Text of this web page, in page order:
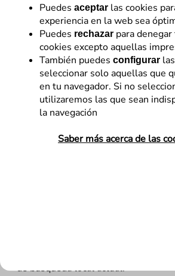
Puedes aceptar las cookies
experiencia en la web sea
Puedes rechazar para
cookies excepto aquellas
También puedes configurar
seleccionar solo aquellas que
en tu navegador. Si no
utilizaremos las que sean
la navegación
Saber más acerca de las
años de experiencia ayudando a
a crecer a través de estrategias de
captación de audiencias,
como seguros, salud, turismo o
17 de diciembre de 2021
El nombre original de la herramienta
Business Center, en 2018 pretendía
de búsqueda local actual.